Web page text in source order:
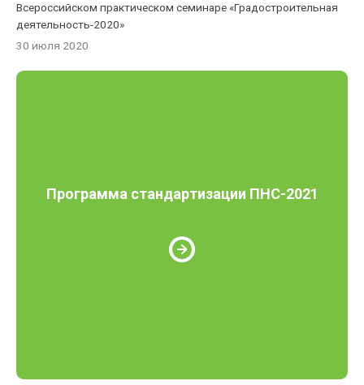
Всероссийском практическом семинаре «Градостроительная
деятельность-2020»
30 июля 2020
Программа стандартизации ПНС-2021